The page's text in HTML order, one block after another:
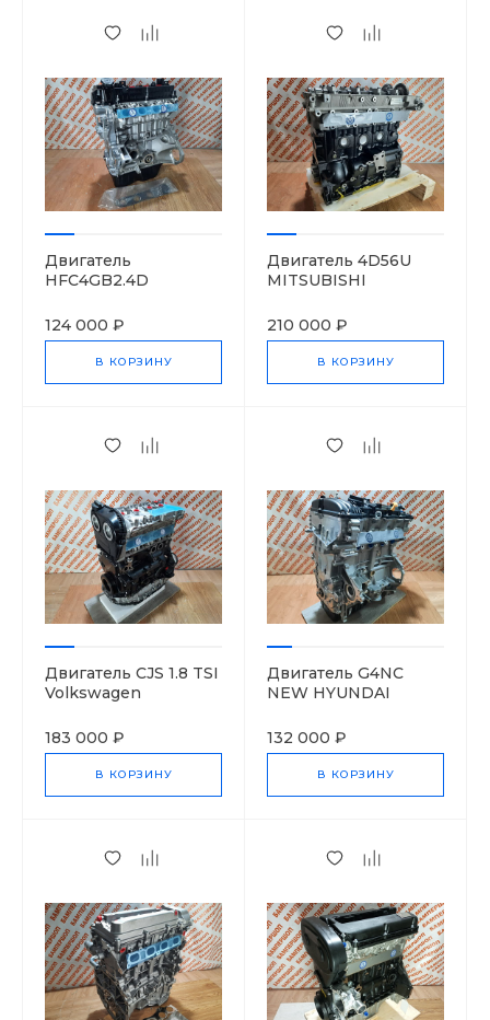
Двигатель
HFC4GB2.4D
124 000 ₽
В КОРЗИНУ
Двигатель 4D56U
MITSUBISHI
210 000 ₽
В КОРЗИНУ
Двигатель CJS 1.8 TSI
Volkswagen
183 000 ₽
В КОРЗИНУ
Двигатель G4NC
NEW HYUNDAI
132 000 ₽
В КОРЗИНУ